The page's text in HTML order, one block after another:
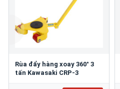
Rùa đẩy hàng xoay 360° 3
tấn Kawasaki CRP-3